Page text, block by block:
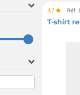
4,7 Réf.
T-shirt